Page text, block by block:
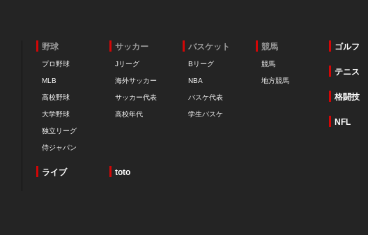
野球
プロ野球
MLB
高校野球
大学野球
独立リーグ
侍ジャパン
サッカー
Jリーグ
海外サッカー
サッカー代表
高校年代
バスケット
Bリーグ
NBA
バスケ代表
学生バスケ
競馬
競馬
地方競馬
ゴルフ
テニス
格闘技
NFL
ライブ toto